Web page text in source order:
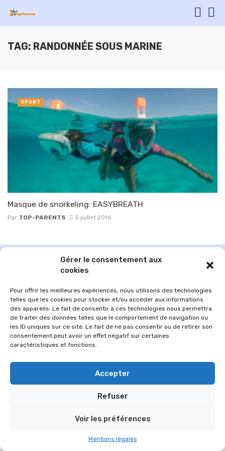
Gérer le consentement aux
cookies
Pour offrir les meilleures expériences, nous utilisons des technologies
telles que les cookies pour stocker et/ou accéder aux informations
des appareils. Le fait de consentir à ces technologies nous permettra
de traiter des données telles que le comportement de navigation ou
les ID uniques sur ce site. Le fait de ne pas consentir ou de retirer son
consentement peut avoir un effet négatif sur certaines
caractéristiques et fonctions.
Accepter
Refuser
Voir les préférences
Mentions légales
TAG: RANDONNÉE SOUS MARINE
Masque de snorkeling: EASYBREATH
Par TOP-PARENTS 5 juillet 2016
SPORT
© 2026 Im-presse. Tous droits réservés.
MENTIONS LÉGALES